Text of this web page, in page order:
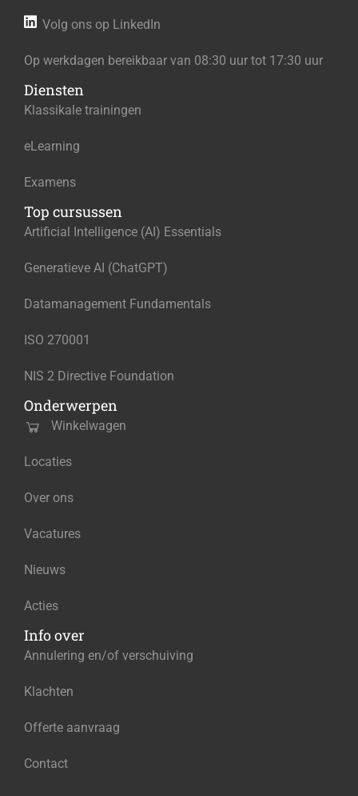
Volg ons op LinkedIn
Op werkdagen bereikbaar van 08:30 uur tot 17:30 uur
Diensten
Klassikale trainingen
eLearning
Examens
Top cursussen
Artificial Intelligence (AI) Essentials
Generatieve AI (ChatGPT)
Datamanagement Fundamentals
ISO 270001
NIS 2 Directive Foundation
Onderwerpen
Winkelwagen
Locaties
Over ons
Vacatures
Nieuws
Acties
Info over
Annulering en/of verschuiving
Klachten
Offerte aanvraag
Contact